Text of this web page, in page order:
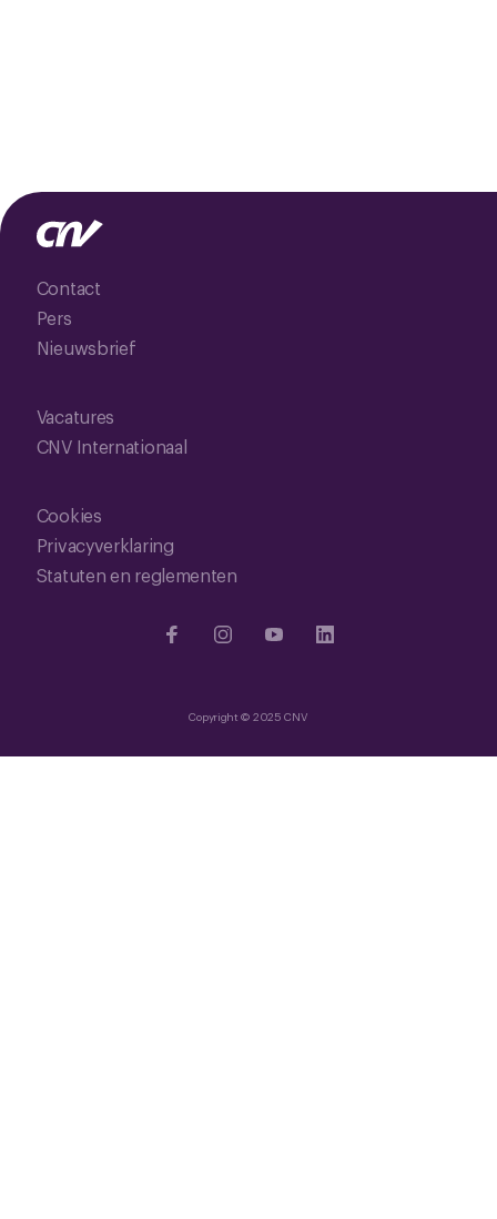
Contact
Pers
Nieuwsbrief
Vacatures
CNV Internationaal
Cookies
Privacyverklaring
Statuten en reglementen
Copyright © 2025 CNV